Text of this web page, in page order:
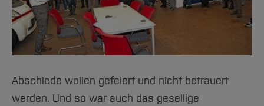
#31
#32
#33
#34
Abschiede wollen gefeiert und nicht betrauert
werden. Und so war auch das gesellige